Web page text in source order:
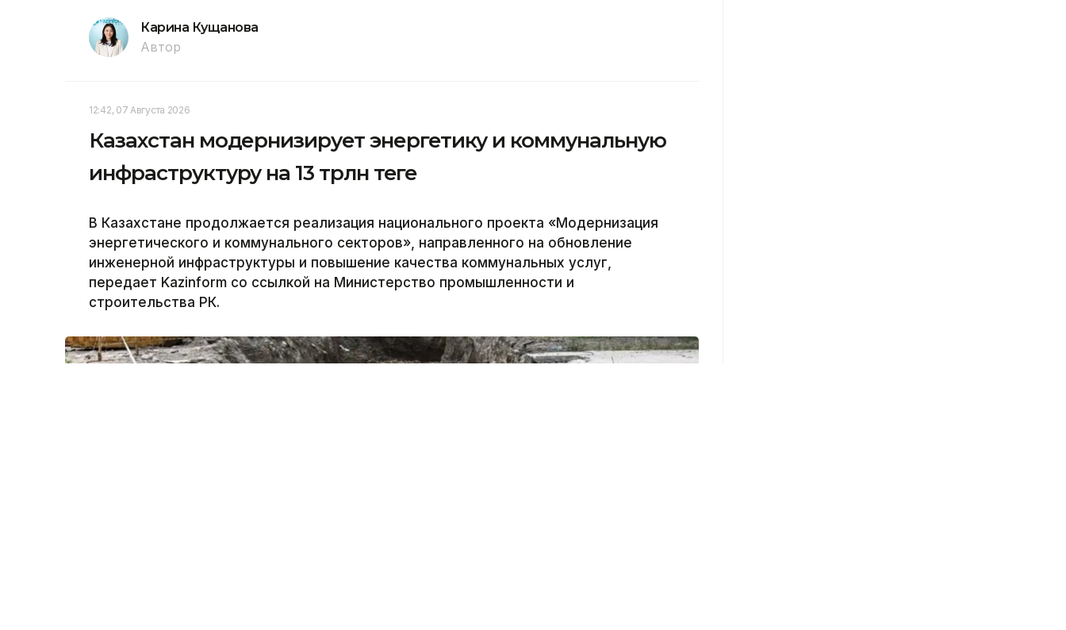
Карина Кущанова
Автор
12:42, 07 Августа 2026
Казахстан модернизирует энергетику и коммунальную
инфраструктуру на 13 трлн теңге
В Казахстане продолжается реализация национального проекта «Модернизация
энергетического и коммунального секторов», направленного на обновление
инженерной инфраструктуры и повышение качества коммунальных услуг,
передает Kazinform со ссылкой на Министерство промышленности и
строительства РК.